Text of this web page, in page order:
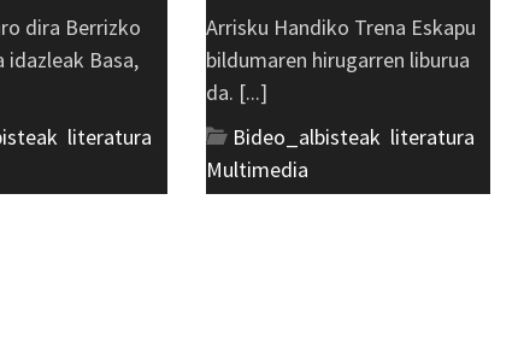
dira Berrizko
Basa,
literatura
Arrisku Handiko Trena Eskapu
bildumaren hirugarren liburua
da. [...]
Bideo_albisteak literatura
Multimedia